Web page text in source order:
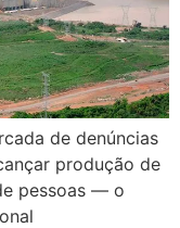
de denúncias
produção de
pessoas — o